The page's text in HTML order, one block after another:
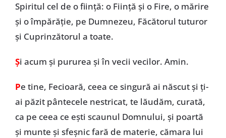
Spiritul cel de o ființă: o Ființă și o Fire, o mărire
și o împărăție, pe Dumnezeu, Făcătorul tuturor
și Cuprinzătorul a toate.
Și acum și pururea și în vecii vecilor. Amin.
Pe tine, Fecioară, ceea ce singură ai născut și ți-
ai păzit pântecele nestricat, te lăudăm, curată,
ca pe ceea ce ești scaunul Domnului, și poartă
și munte și sfeșnic fară de materie, cămara lui